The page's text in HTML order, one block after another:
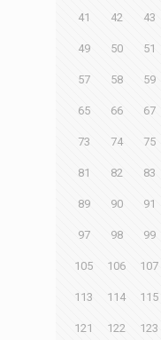
41 42 43
49 50 51
57 58 59
65 66 67
73 74 75
81 82 83
89 90 91
97 98 99
105 106 107
113 114 115
121 122 123